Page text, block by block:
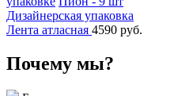
Дизайнерская упаковка
Лента атласная 4590 руб.
Почему мы?